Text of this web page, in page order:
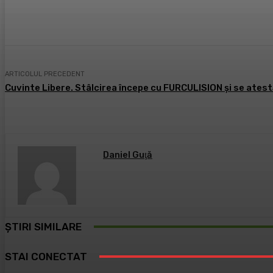
ARTICOLUL PRECEDENT
Cuvinte Libere. Stâlcirea începe cu FURCULISION și se
Daniel Guţă
ȘTIRI SIMILARE
STAI CONECTAT